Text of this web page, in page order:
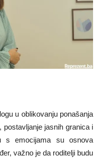
u oblikovanju ponašanja
jasnih granica i
s emocijama su osnova
važno je da roditelji budu